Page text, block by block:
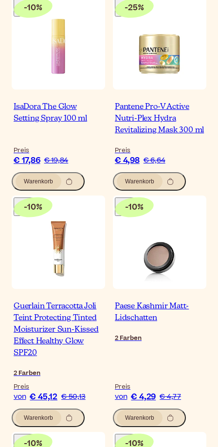
-10%
IsaDora The Glow
Setting Spray 100 ml
Preis
€ 17,86 € 19,84
Warenkorb
-25%
Pantene Pro-V Active
Nutri-Plex Hydra
Revitalizing Mask 300 ml
Preis
€ 4,98 € 6,64
Warenkorb
-10%
Guerlain Terracotta Joli
Teint Protecting Tinted
Moisturizer Sun-Kissed
Effect Healthy Glow
SPF20
2 Farben
Preis
von € 45,12 € 50,13
Warenkorb
-10%
Paese Kashmir Matt-
Lidschatten
2 Farben
Preis
von € 4,29 € 4,77
Warenkorb
-10% -10%